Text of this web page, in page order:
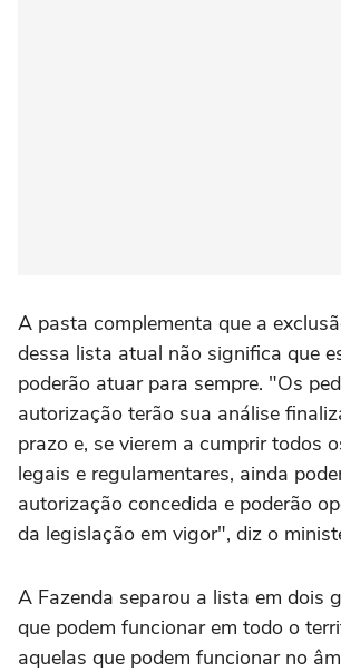
A pasta complementa que a
dessa lista atual não significa que
poderão atuar para sempre. "Os
autorização terão sua análise
prazo e, se vierem a cumprir todos
legais e regulamentares, ainda
autorização concedida e poderão
da legislação em vigor", diz o
A Fazenda separou a lista em dois
que podem funcionar em todo o
aquelas que podem funcionar no